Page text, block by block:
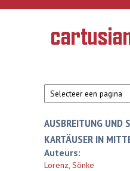
Overslaan en naar de inhoud gaan
Geschiedenis
van de
AUSBREITUNG UND
KARTÄUSER IN
Auteurs:
Lorenz, Sönke